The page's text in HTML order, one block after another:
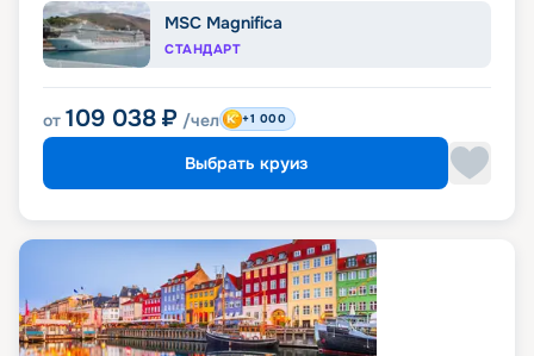
MSC Magnifica
СТАНДАРТ
от 109 038 ₽ /чел +1 000
Выбрать круиз